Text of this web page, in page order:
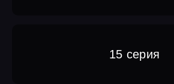
15 серия